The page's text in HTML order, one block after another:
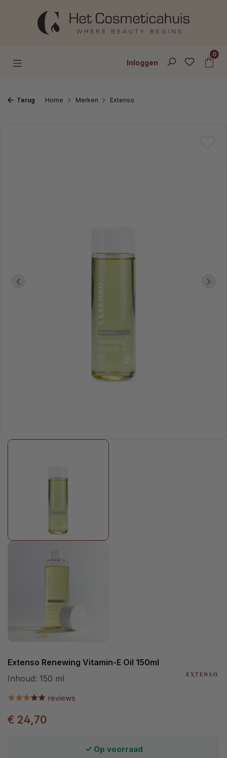
Ga naar de hoofdinhoud
Inloggen
0
Terug Home Merken Extenso
Extenso Renewing Vitamin-E Oil 150ml
Inhoud: 150 ml
reviews
€ 24,70
Op voorraad